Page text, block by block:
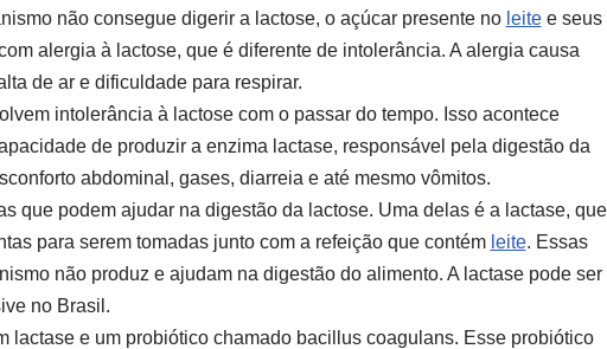
não consegue digerir a lactose, o açúcar presente no leitee seus
alergia à lactose, que é diferente de intolerância. A alergia causa
de ar e dificuldade para respirar.
intolerância à lactose com o passar do tempo. Isso acontece
de produzir a enzima lactase, responsável pela digestão da
abdominal, gases, diarreia e até mesmo vômitos.
que podem ajudar na digestão da lactose. Uma delas é a lactase, que
para serem tomadas junto com a refeição que contém leite. Essas
não produz e ajudam na digestão do alimento. A lactase pode ser
no Brasil.
lactase e um probiótico chamado bacillus coagulans. Esse probiótico